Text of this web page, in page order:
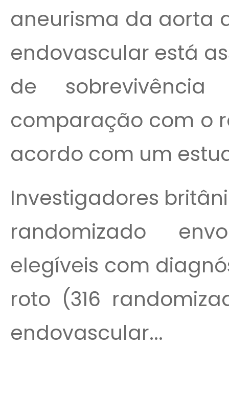
aneurisma da aorta
endovascular está
de
comparação com o
acordo com um
Investigadores
randomizado
elegíveis com
roto (316
endovascular...